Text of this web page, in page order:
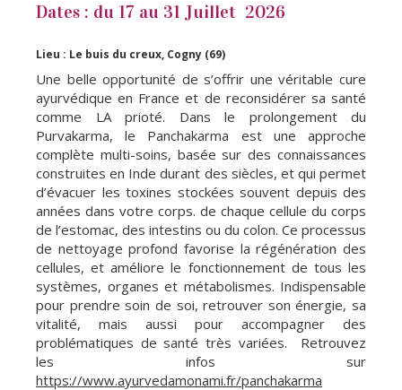
Dates : du 17 au 31 Juillet 2026
Lieu : Le buis du creux, Cogny (69)
Une belle opportunité de s’offrir une véritable cure
ayurvédique en France et de reconsidérer sa santé
comme LA prioté. Dans le prolongement du
Purvakarma, le Panchakarma est une approche
complète multi-soins, basée sur des connaissances
construites en Inde durant des siècles, et qui permet
d’évacuer les toxines stockées souvent depuis des
années dans votre corps. de chaque cellule du corps
de l’estomac, des intestins ou du colon. Ce processus
de nettoyage profond favorise la régénération des
cellules, et améliore le fonctionnement de tous les
systèmes, organes et métabolismes. Indispensable
pour prendre soin de soi, retrouver son énergie, sa
vitalité, mais aussi pour accompagner des
problématiques de santé très variées. Retrouvez
les infos sur
https://www.ayurvedamonami.fr/panchakarma